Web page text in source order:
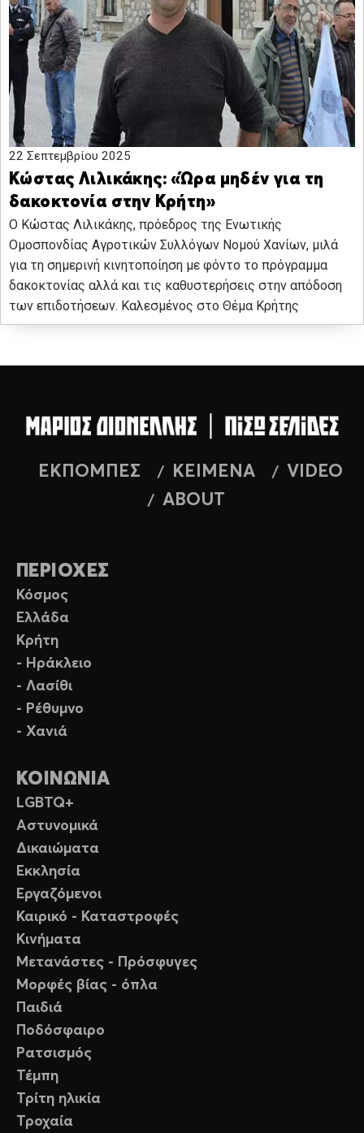
22 Σεπτεμβρίου 2025
Κώστας Λιλικάκης: «Ώρα μηδέν για τη
δακοκτονία στην Κρήτη»
Ο Κώστας Λιλικάκης, πρόεδρος της Ενωτικής
Ομοσπονδίας Αγροτικών Συλλόγων Νομού Χανίων, μιλά
για τη σημερινή κινητοποίηση με φόντο το πρόγραμμα
δακοκτονίας αλλά και τις καθυστερήσεις στην απόδοση
των επιδοτήσεων. Καλεσμένος στο Θέμα Κρήτης
ΕΚΠΟΜΠΕΣ ΚΕΙΜΕΝΑ
VIDEO
ABOUT
ΠΕΡΙΟΧΕΣ
Κόσμος
Ελλάδα
Κρήτη
- Ηράκλειο
- Λασίθι
- Ρέθυμνο
- Χανιά
ΚΟΙΝΩΝΙΑ
LGBTQ+
Αστυνομικά
Δικαιώματα
Εκκλησία
Εργαζόμενοι
Καιρικό - Καταστροφές
Κινήματα
Μετανάστες - Πρόσφυγες
Μορφές βίας - όπλα
Παιδιά
Ποδόσφαιρο
Ρατσισμός
Τέμπη
Τρίτη ηλικία
Τροχαία